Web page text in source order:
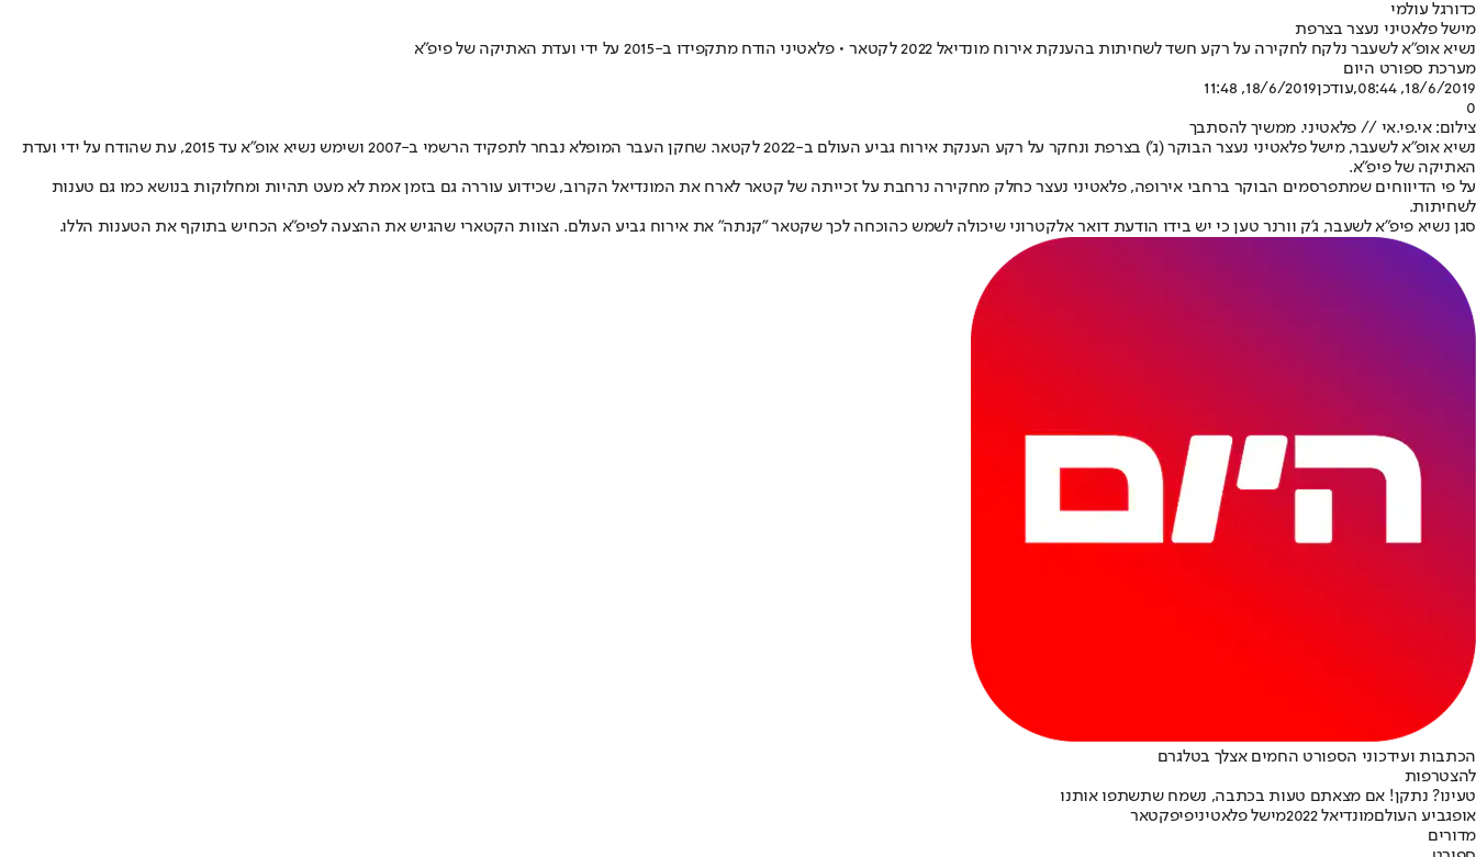
כדורגל עולמי
מישל פלאטיני נעצר בצרפת
נשיא אופ"א לשעבר נלקח לחקירה על רקע חשד לשחיתות בהענקת אירוח מונדיאל 2022 לקטאר • פלאטיני הודח מתקפידו ב-2015 על ידי ועדת האתיקה של פיפ"א
מערכת ספורט היום
18/6/2019, 08:44
,עודכן18/6/2019, 11:48
0
צילום: אי.פי.אי // פלאטיני. ממשיך להסתבך
נשיא אופ"א לשעבר, מישל פלאטיני נעצר הבוקר (ג') בצרפת ונחקר על רקע הענקת אירוח גביע העולם ב-2022 לקטאר. שחקן העבר המופלא נבחר לתפקיד הרשמי ב-2007 ושימש נשיא אופ"א עד 2015, עת שהודח על ידי ועדת
האתיקה של פיפ"א.
על פי הדיווחים שמתפרסמים הבוקר ברחבי אירופה, פלאטיני נעצר כחלק מחקירה נרחבת על זכייתה של קטאר לארח את המונדיאל הקרוב, שכידוע עוררה גם בזמן אמת לא מעט תהיות ומחלוקות בנושא כמו גם טענות
לשחיתות.
סגן נשיא פיפ"א לשעבר, ג'ק וורנר טען כי יש בידו הודעת דואר אלקטרוני שיכולה לשמש כהוכחה לכך שקטאר "קנתה" את אירוח גביע העולם. הצוות הקטארי שהגיש את ההצעה לפיפ"א הכחיש בתוקף את הטענות הללו.
הכתבות ועידכוני הספורט החמים אצלך בטלגרם
להצטרפות
טעינו? נתקן! אם מצאתם טעות בכתבה, נשמח שתשתפו אותנו
אופגביע העולםמונדיאל 2022 מישל פלאטיניפיפקטאר
מדורים